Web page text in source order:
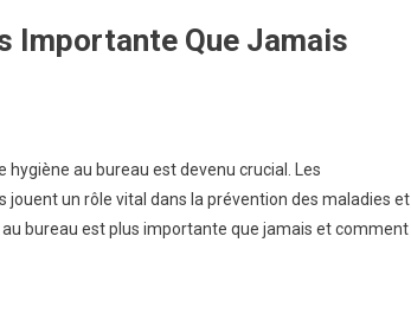
Importante Que Jamais
hygiène au bureau est devenu crucial. Les
un rôle vital dans la prévention des maladies et
au bureau est plus importante que jamais et comment